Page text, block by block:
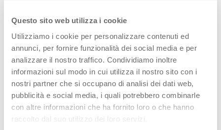
Questo sito web utilizza i cookie
Utilizziamo i cookie per personalizzare contenuti ed
annunci, per fornire funzionalità dei social media e per
analizzare il nostro traffico. Condividiamo inoltre
informazioni sul modo in cui utilizza il nostro sito con i
nostri partner che si occupano di analisi dei dati web,
pubblicità e social media, i quali potrebbero combinarle
con altre informazioni che ha fornito loro o che hanno
raccolto dal suo utilizzo dei loro servizi.
Относительно первоначальных сомнений в
сложности обработки, в Ako In признаются:
«Честно говоря, мы волновались, что
мастерам будет сложно обрабатывать
волнистые кромки. Но в итогеполучили
отличный отзыв от производителя мебели
— все прошло без проблем».